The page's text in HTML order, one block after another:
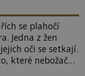
se plahočí
Jedna z žen
oči se setkají.
které nebožačku